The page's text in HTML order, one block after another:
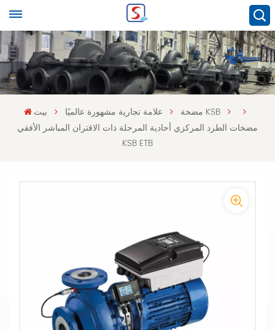
بيت علامة تجارية مشهورة عالميًا
مضخة KSB
مضخات الطرد المركزي أحادية المرحلة ذات الاقتران المباشر الأفقي
KSB ETB